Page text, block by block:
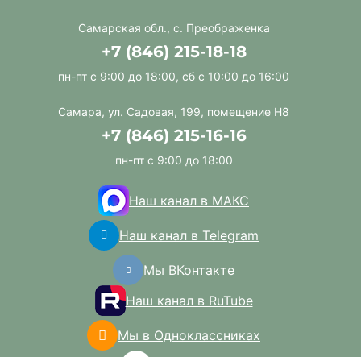
Самарская обл., с. Преображенка
+7 (846) 215-18-18
пн-пт с 9:00 до 18:00, сб с 10:00 до 16:00
Самара, ул. Садовая, 199, помещение Н8
+7 (846) 215-16-16
пн-пт с 9:00 до 18:00
Наш канал в МАКС
Наш канал в Telegram
Мы ВКонтакте
Наш канал в RuTube
Мы в Одноклассниках